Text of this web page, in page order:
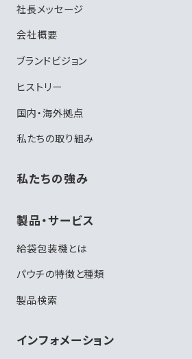
社長メッセージ
会社概要
ブランドビジョン
ヒストリー
国内・海外拠点
私たちの取り組み
私たちの強み
製品・サービス
給袋包装機とは
パウチの特徴と種類
製品検索
インフォメーション